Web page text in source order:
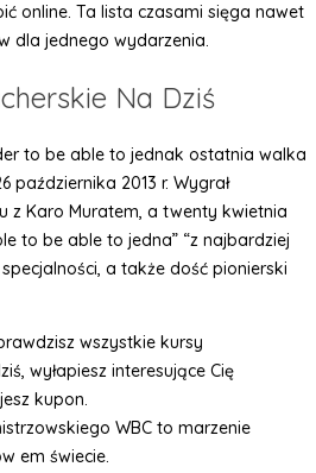
online. Ta lista czasami sięga nawet
dla jednego wydarzenia.
Na Dziś
to be able to jednak ostatnia walka
października 2013 r. Wygrał
z Karo Muratem, a twenty kwietnia
to be able to jedna” “z najbardziej
a także dość pionierski
wszystkie kursy
wyłapiesz interesujące Cię
kupon.
WBC to marzenie
em świecie.